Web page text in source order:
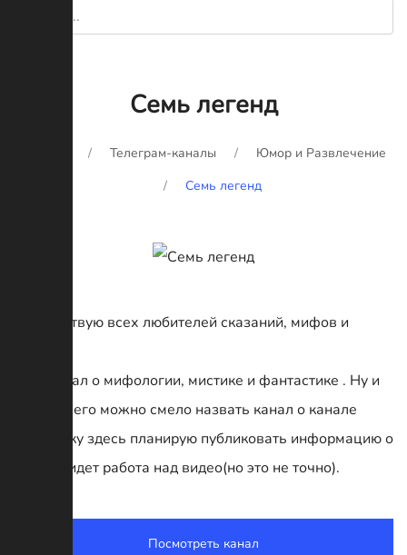
Семь легенд
Телеграм-каналы
Юмор и Развлечение
Семь легенд
Приветствую всех любителей сказаний, мифов и
Этот канал о мифологии, мистике и фантастике . Ну и
конечно его можно смело назвать канал о канале
поскольку здесь планирую публиковать информацию о
том как идет работа над видео(но это не точно).
Посмотреть канал